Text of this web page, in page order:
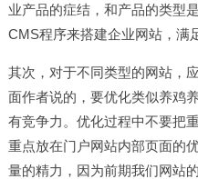
业产品的症结，和产品的类型
CMS程序来搭建企业网站，满
其次，对于不同类型的网站，
面作者说的，要优化类似养鸡
有竞争力。优化过程中不要把
重点放在门户网站内部页面的
量的精力，因为前期我们网站